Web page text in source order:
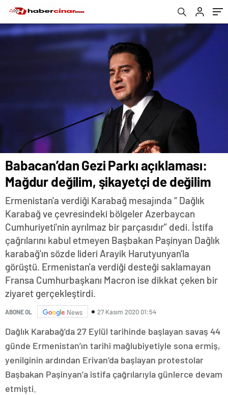
Babacan’dan Gezi Parkı açıklaması:
Mağdur değilim, şikayetçi de değilim
Ermenistan'a verdiği Karabağ mesajında “ Dağlık
Karabağ ve çevresindeki bölgeler Azerbaycan
Cumhuriyeti'nin ayrılmaz bir parçasıdır” dedi. İstifa
çağrılarını kabul etmeyen Başbakan Paşinyan Dağlık
karabağ'ın sözde lideri Arayik Harutyunyan'la
görüştü. Ermenistan'a verdiği desteği saklamayan
Fransa Cumhurbaşkanı Macron ise dikkat çeken bir
ziyaret gerçekleştirdi.
ABONE OL News 27 Kasım 2020 01:54
Dağlık Karabağ’da 27 Eylül tarihinde başlayan savaş 44
günde Ermenistan’ın tarihi mağlubiyetiyle sona ermiş,
yenilginin ardından Erivan’da başlayan protestolar
Başbakan Paşinyan’a istifa çağrılarıyla günlerce devam
etmişti.